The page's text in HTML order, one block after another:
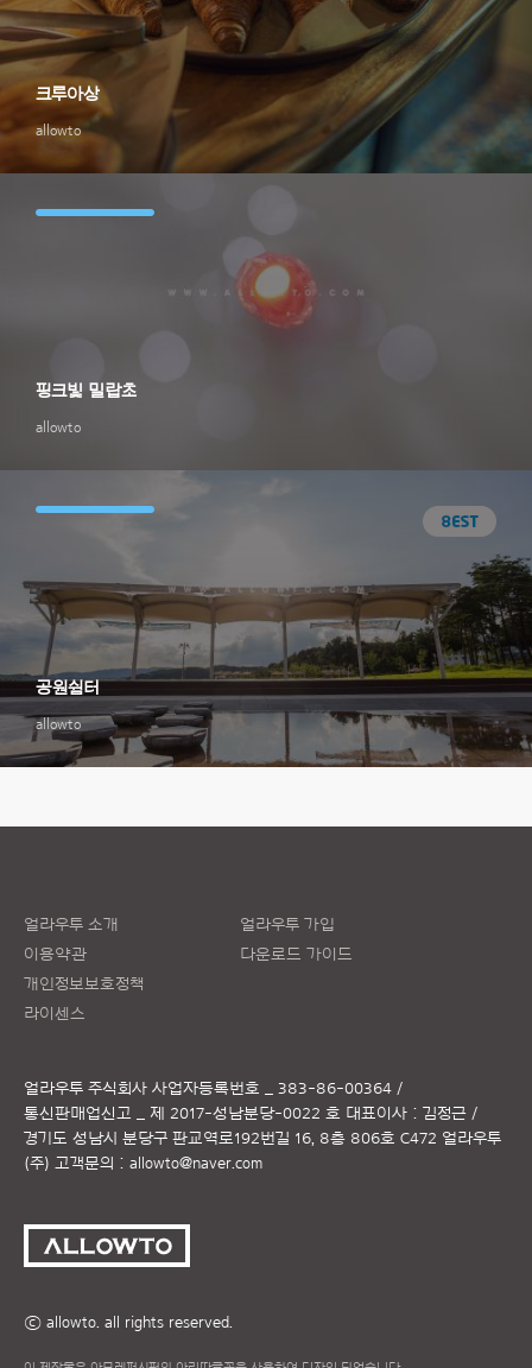
allowto
크루아상
allowto
핑크빛 밀랍초
allowto
공원쉼터
얼라우투 소개
이용약관
개인정보보호정책
라이센스
얼라우투 가입
다운로드 가이드
얼라우투 주식회사 사업자등록번호 _ 383-86-00364 /
통신판매업신고 _ 제 2017-성남분당-0022 호 대표이사 : 김정근 /
경기도 성남시 분당구 판교역로192번길 16, 8층 806호 C472 얼라우투
(주) 고객문의 : allowto@naver.com
ⓒ allowto. all rights reserved.